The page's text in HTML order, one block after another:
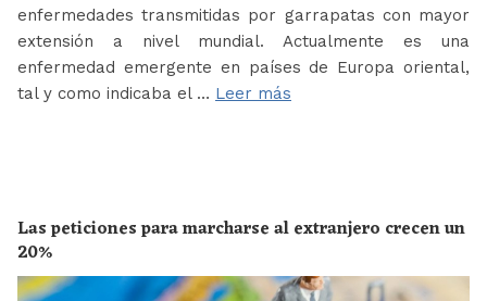
enfermedades transmitidas por garrapatas con mayor
extensión a nivel mundial. Actualmente es una
enfermedad emergente en países de Europa oriental,
tal y como indicaba el … Leer más
Las peticiones para marcharse al extranjero crecen un
20%